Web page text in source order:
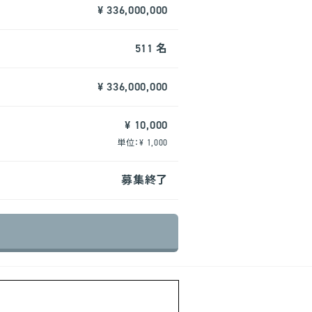
¥ 336,000,000
511 名
¥ 336,000,000
¥ 10,000
単位：¥ 1,000
募集終了